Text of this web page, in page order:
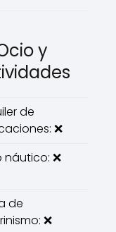
y
de
❌
náutico: ❌
de
❌